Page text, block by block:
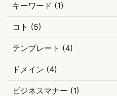
キーワード (1)
コト (5)
テンプレート (4)
ドメイン (4)
ビジネスマナー (1)